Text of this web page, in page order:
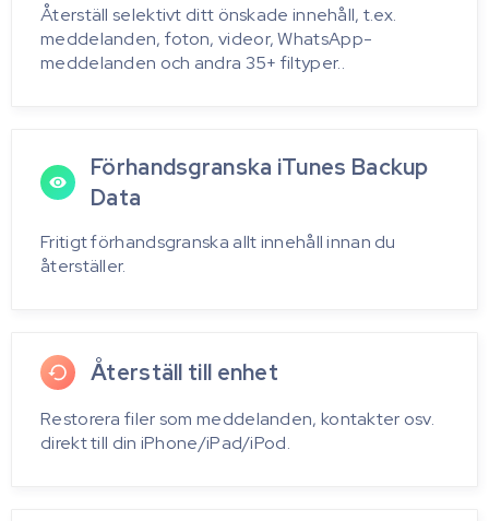
Återställ selektivt ditt önskade innehåll, t.ex.
meddelanden, foton, videor, WhatsApp-
meddelanden och andra 35+ filtyper..
Förhandsgranska iTunes Backup
Data
Fritigt förhandsgranska allt innehåll innan du
återställer.
Återställ till enhet
Restorera filer som meddelanden, kontakter osv.
direkt till din iPhone/iPad/iPod.